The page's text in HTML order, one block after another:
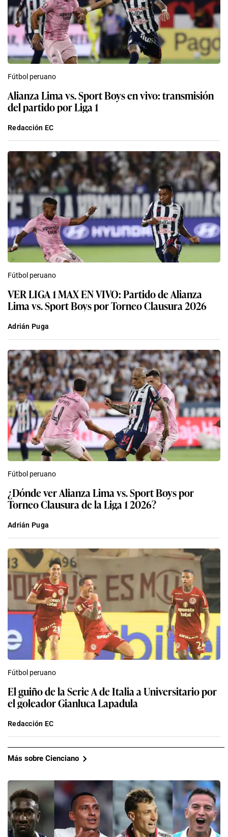
Fútbol peruano
Alianza Lima vs. Sport Boys en vivo: transmisión
del partido por Liga 1
Redacción EC
Fútbol peruano
VER LIGA 1 MAX EN VIVO: Partido de Alianza
Lima vs. Sport Boys por Torneo Clausura 2026
Adrián Puga
Fútbol peruano
¿Dónde ver Alianza Lima vs. Sport Boys por
Torneo Clausura de la Liga 1 2026?
Adrián Puga
Fútbol peruano
El guiño de la Serie A de Italia a Universitario por
el goleador Gianluca Lapadula
Redacción EC
Más sobre Cienciano